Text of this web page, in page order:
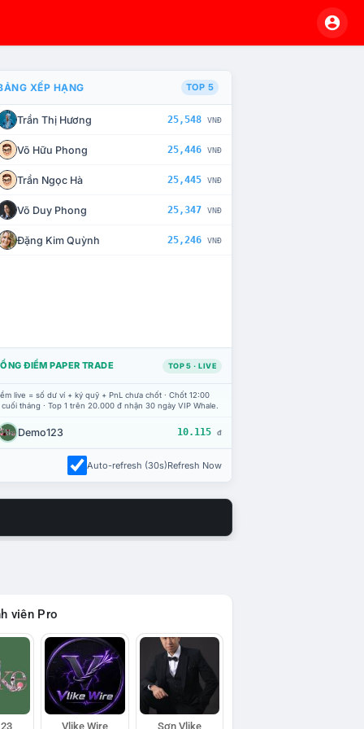
CHẾ TÀI XỬ LÝ VI PHẠM
XẾP HẠNG TOP 5
Trần Thị Hương 25,548 VNĐ
Võ Hữu Phong 25,446 VNĐ
Trần Ngọc Hà 25,445 VNĐ
Võ Duy Phong 25,347 VNĐ
Đặng Kim Quỳnh 25,246 VNĐ
ĐIỂM PAPER TRADE TOP 5 · LIVE
live = số dư ví + ký quỹ + PnL chưa chốt · Chốt 12:00
tháng · Top 1 trên 20.000 đ nhận 30 ngày VIP Whale.
Demo123 10.115 đ
Auto-refresh (30s)Refresh Now
viên Pro
Vlike Wire Sơn Vlike